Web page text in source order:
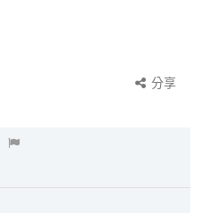
分享